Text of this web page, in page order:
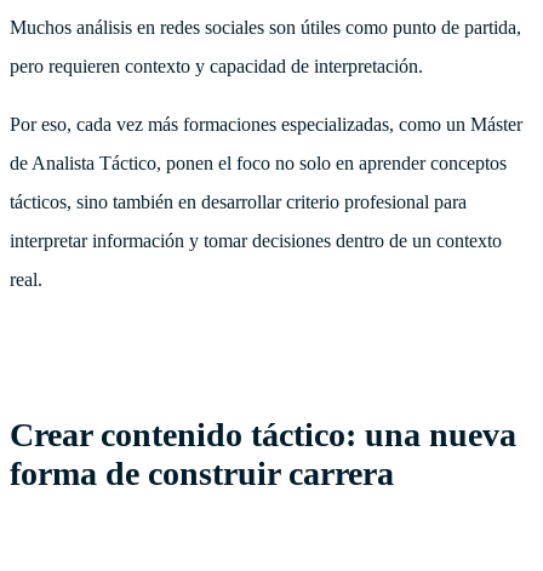
Muchos análisis en redes sociales son útiles como punto de partida,
pero requieren contexto y capacidad de interpretación.
Por eso, cada vez más formaciones especializadas, como un Máster
de Analista Táctico, ponen el foco no solo en aprender conceptos
tácticos, sino también en desarrollar criterio profesional para
interpretar información y tomar decisiones dentro de un contexto
real.
Crear contenido táctico: una nueva
forma de construir carrera